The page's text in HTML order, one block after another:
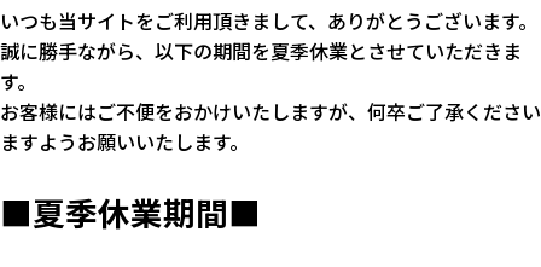
いつも当サイトをご利用頂きまして、ありがとうございます。
誠に勝手ながら、以下の期間を夏季休業とさせていただきま
す。
お客様にはご不便をおかけいたしますが、何卒ご了承ください
ますようお願いいたします。
■夏季休業期間■